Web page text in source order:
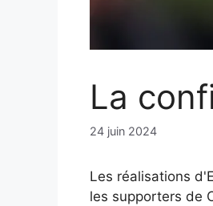
La
24 juin 2024
Les réalisations
les supporters de